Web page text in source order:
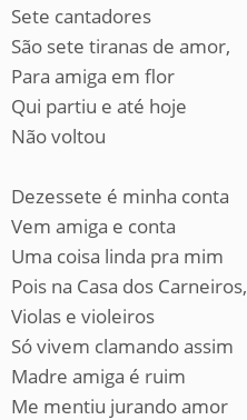
Sete cantadores
São sete tiranas de amor,
Para amiga em flor
Qui partiu e até hoje
Não voltou
Dezessete é minha conta
Vem amiga e conta
Uma coisa linda pra mim
Pois na Casa dos Carneiros,
Violas e violeiros
Só vivem clamando assim
Madre amiga é ruim
Me mentiu jurando amor